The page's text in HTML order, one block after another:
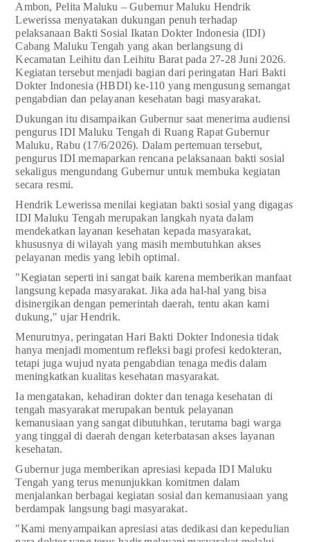
Ambon, Pelita Maluku – Gubernur Maluku Hendrik
Lewerissa menyatakan dukungan penuh terhadap
pelaksanaan Bakti Sosial Ikatan Dokter Indonesia (IDI)
Cabang Maluku Tengah yang akan berlangsung di
Kecamatan Leihitu dan Leihitu Barat pada 27-28 Juni 2026.
Kegiatan tersebut menjadi bagian dari peringatan Hari Bakti
Dokter Indonesia (HBDI) ke-110 yang mengusung semangat
pengabdian dan pelayanan kesehatan bagi masyarakat.
Dukungan itu disampaikan Gubernur saat menerima audiensi
pengurus IDI Maluku Tengah di Ruang Rapat Gubernur
Maluku, Rabu (17/6/2026). Dalam pertemuan tersebut,
pengurus IDI memaparkan rencana pelaksanaan bakti sosial
sekaligus mengundang Gubernur untuk membuka kegiatan
secara resmi.
Hendrik Lewerissa menilai kegiatan bakti sosial yang digagas
IDI Maluku Tengah merupakan langkah nyata dalam
mendekatkan layanan kesehatan kepada masyarakat,
khususnya di wilayah yang masih membutuhkan akses
pelayanan medis yang lebih optimal.
"Kegiatan seperti ini sangat baik karena memberikan manfaat
langsung kepada masyarakat. Jika ada hal-hal yang bisa
disinergikan dengan pemerintah daerah, tentu akan kami
dukung," ujar Hendrik.
Menurutnya, peringatan Hari Bakti Dokter Indonesia tidak
hanya menjadi momentum refleksi bagi profesi kedokteran,
tetapi juga wujud nyata pengabdian tenaga medis dalam
meningkatkan kualitas kesehatan masyarakat.
Ia mengatakan, kehadiran dokter dan tenaga kesehatan di
tengah masyarakat merupakan bentuk pelayanan
kemanusiaan yang sangat dibutuhkan, terutama bagi warga
yang tinggal di daerah dengan keterbatasan akses layanan
kesehatan.
Gubernur juga memberikan apresiasi kepada IDI Maluku
Tengah yang terus menunjukkan komitmen dalam
menjalankan berbagai kegiatan sosial dan kemanusiaan yang
berdampak langsung bagi masyarakat.
"Kami menyampaikan apresiasi atas dedikasi dan kepedulian